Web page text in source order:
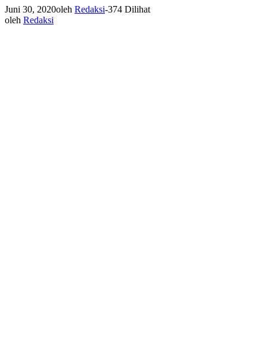
Juni 30, 2020oleh Redaksi-374 Dilihat
oleh Redaksi